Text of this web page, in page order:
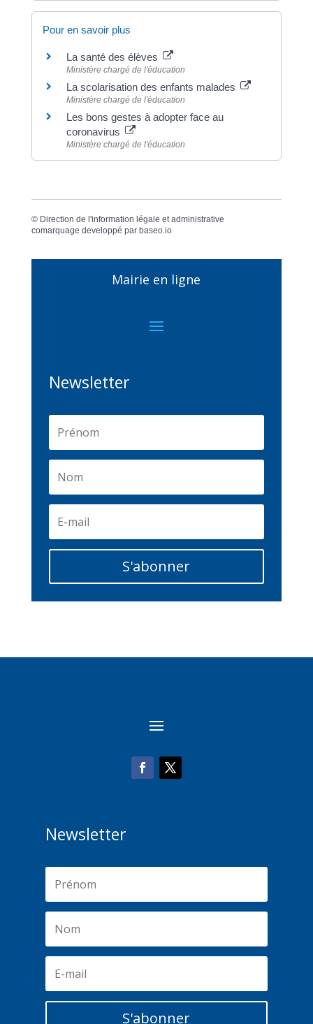
Pour en savoir plus
La santé des élèves
Ministère chargé de l'éducation
La scolarisation des enfants malades
Ministère chargé de l'éducation
Les bons gestes à adopter face au
coronavirus
Ministère chargé de l'éducation
© Direction de l'information légale et administrative
comarquage developpé par baseo.io
Mairie en ligne
Newsletter
S'abonner
Newsletter
S'abonner